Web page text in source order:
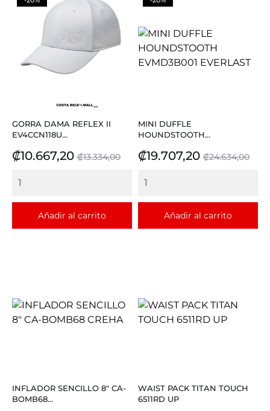
GORRA DAMA REFLEX II
EV4CCN118U...
Precio
₡10.667,20 Precio
₡13.334,00
Añadir al carrito
MINI DUFFLE
HOUNDSTOOTH...
Precio
₡19.707,20 Precio
₡24.634,00
Añadir al carrito
INFLADOR SENCILLO 8" CA-
BOMB68...
WAIST PACK TITAN TOUCH
6511RD UP